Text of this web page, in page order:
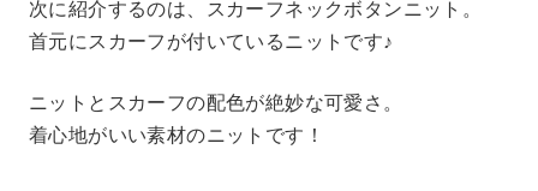
次に紹介するのは、スカーフネックボタンニット。
首元にスカーフが付いているニットです♪
ニットとスカーフの配色が絶妙な可愛さ。
着心地がいい素材のニットです！